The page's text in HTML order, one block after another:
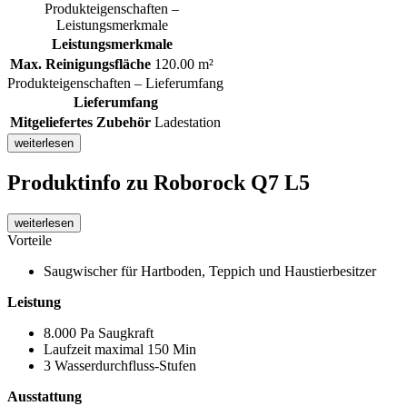
Produkteigenschaften –
Leistungsmerkmale
Leistungsmerkmale
Max. Reinigungsfläche 120.00 m²
Produkteigenschaften – Lieferumfang
Lieferumfang
Mitgeliefertes Zubehör Ladestation
weiterlesen
Produktinfo zu Roborock Q7 L5
weiterlesen
Vorteile
Saugwischer für Hartboden, Teppich und Haustierbesitzer
Leistung
8.000 Pa Saugkraft
Laufzeit maximal 150 Min
3 Wasserdurchfluss-Stufen
Ausstattung